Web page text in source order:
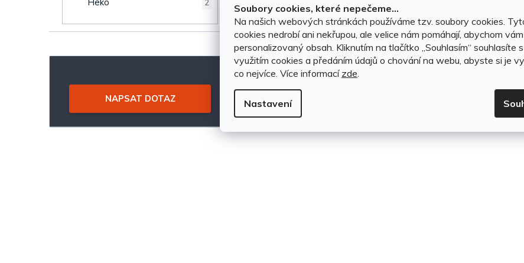
Soubory cookies, které nepečeme...
Na našich webových stránkách používáme tzv. soubory cookies.
cookies nedrobí ani nekřupou, ale velice nám pomáhají, abychom
personalizovaný obsah. Kliknutím na tlačítko ,,Souhlasím“ souhlasíte s
využitím cookies a předáním údajů o chování na webu, abyste si je
co nejvíce. Více informací zde
Nastavení
l
2
NAPSAT DOTAZ
t
ů
u
k
t
ů
DO KOŠÍKU DO KOŠÍKU
O
v
l
á